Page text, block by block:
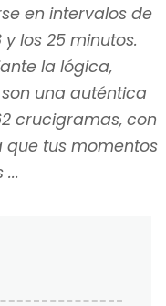
en intervalos de
los 25 minutos.
la lógica,
una auténtica
crucigramas, con
que tus momentos